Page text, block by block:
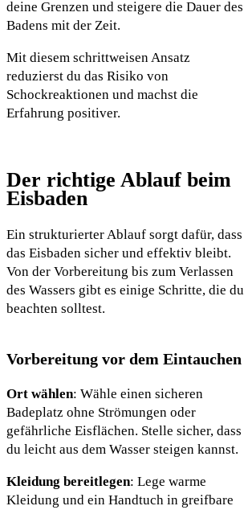
deine Grenzen und steigere die Dauer des
Badens mit der Zeit.
Mit diesem schrittweisen Ansatz
reduzierst du das Risiko von
Schockreaktionen und machst die
Erfahrung positiver.
Der richtige Ablauf beim
Eisbaden
Ein strukturierter Ablauf sorgt dafür, dass
das Eisbaden sicher und effektiv bleibt.
Von der Vorbereitung bis zum Verlassen
des Wassers gibt es einige Schritte, die du
beachten solltest.
Vorbereitung vor dem Eintauchen
Ort wählen: Wähle einen sicheren
Badeplatz ohne Strömungen oder
gefährliche Eisflächen. Stelle sicher, dass
du leicht aus dem Wasser steigen kannst.
Kleidung bereitlegen: Lege warme
Kleidung und ein Handtuch in greifbare